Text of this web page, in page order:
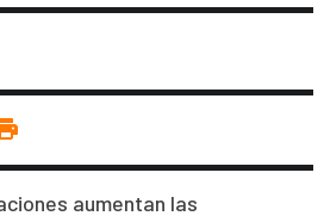
aumentan las